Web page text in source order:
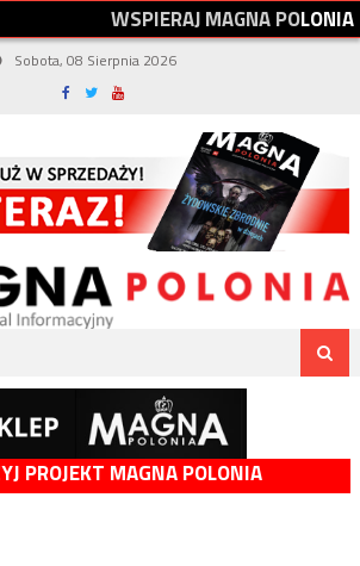
WSPIERAJMAGNAPOLONIA
Sobota, 08 Sierpnia 2026
PROJEKT MAGNA POLONIA